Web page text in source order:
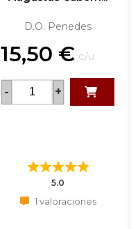
D.O. Penedes
15,50 € c/u
- +
5.0
1 valoraciones